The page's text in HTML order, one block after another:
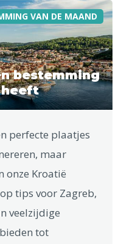
VAN DE MAAND
bestemming
heeft
perfecte plaatjes
maar
onze Kroatië
tips voor Zagreb,
veelzijdige
tot